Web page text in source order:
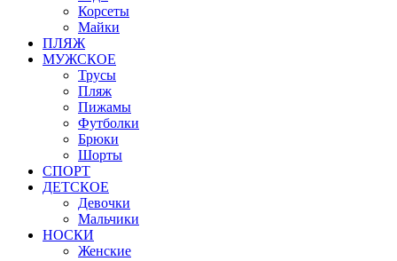
Корсеты
Майки
ПЛЯЖ
МУЖСКОЕ
Трусы
Пляж
Пижамы
Футболки
Брюки
Шорты
СПОРТ
ДЕТСКОЕ
Девочки
Мальчики
НОСКИ
Женские